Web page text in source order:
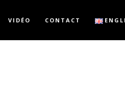
VIDÉO CONTACT